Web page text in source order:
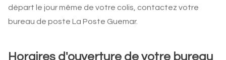
départ le jour même de votre colis, contactez votre
bureau de poste La Poste Guemar.
Horaires d'ouverture de votre bureau